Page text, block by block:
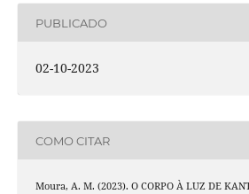
PUBLICADO
02-10-2023
COMO CITAR
Moura, A. M. (2023). O CORPO À LUZ DE